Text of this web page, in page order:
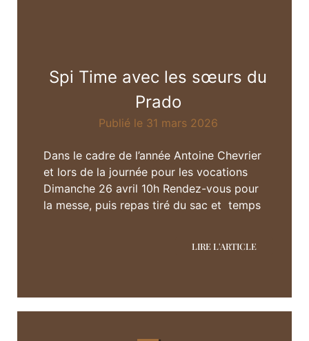
Spi Time avec les sœurs du
Prado
Publié le 31 mars 2026
Dans le cadre de l’année Antoine Chevrier
et lors de la journée pour les vocations
Dimanche 26 avril 10h Rendez-vous pour
la messe, puis repas tiré du sac et temps
LIRE L'ARTICLE